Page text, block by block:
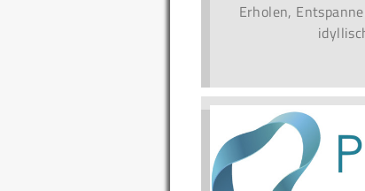
Erholen,